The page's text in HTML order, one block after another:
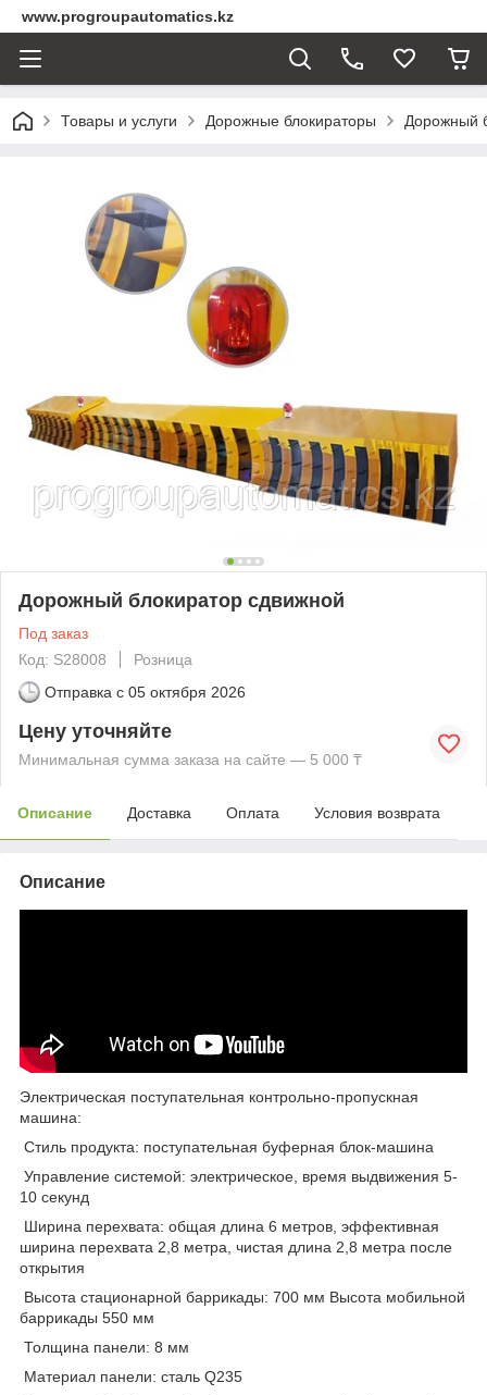
www.progroupautomatics.kz
Товары и услуги Дорожные блокираторы Дорожный
Дорожный блокиратор сдвижной
Под заказ
Код: S28008
Розница
Отправка с 05 октября 2026
Цену уточняйте
Минимальная сумма заказа на сайте — 5 000 ₸
Описание Доставка Оплата Условия возврата
Описание
Электрическая поступательная контрольно-пропускная
машина:
Стиль продукта: поступательная буферная блок-машина
Управление системой: электрическое, время выдвижения 5-
10 секунд
Ширина перехвата: общая длина 6 метров, эффективная
ширина перехвата 2,8 метра, чистая длина 2,8 метра после
открытия
Высота стационарной баррикады: 700 мм Высота мобильной
баррикады 550 мм
Толщина панели: 8 мм
Материал панели: сталь Q235